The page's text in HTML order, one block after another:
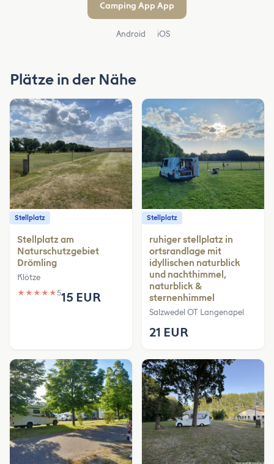
Camping App App
Android iOS
Plätze in der Nähe
Stellplatz
Stellplatz am
Naturschutzgebiet
Drömling
Klötze
★ ★ ★ ★ ★515 EUR
Stellplatz
ruhiger stellplatz in
ortsrandlage mit
idyllischen naturblick
und nachthimmel,
naturblick &
sternenhimmel
Salzwedel OT Langenapel
21 EUR